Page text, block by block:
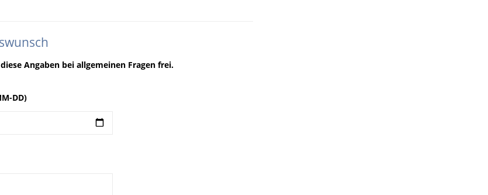
Angaben bei allgemeinen Fragen frei.
DD)